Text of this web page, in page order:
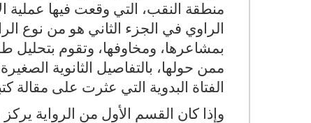
منطقة النقب، التي وقعت فيها عملية
الراوي في الجزء الثاني هو من نوع
بمشاعرها، ومخاوفها، وتقوم بتحليل
ممن حولها، بالتفاصيل الثانوية
الفتاة البدوية التي عثرت على
وإذا كان القسم الأول من الرواية